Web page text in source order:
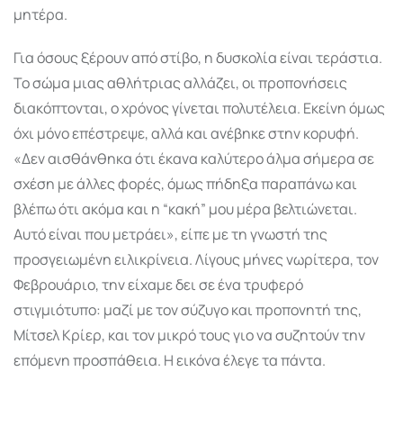
μητέρα.
Για όσους ξέρουν από στίβο, η δυσκολία είναι τεράστια.
Το σώμα μιας αθλήτριας αλλάζει, οι προπονήσεις
διακόπτονται, ο χρόνος γίνεται πολυτέλεια. Εκείνη όμως
όχι μόνο επέστρεψε, αλλά και ανέβηκε στην κορυφή.
«Δεν αισθάνθηκα ότι έκανα καλύτερο άλμα σήμερα σε
σχέση με άλλες φορές, όμως πήδηξα παραπάνω και
βλέπω ότι ακόμα και η “κακή” μου μέρα βελτιώνεται.
Αυτό είναι που μετράει», είπε με τη γνωστή της
προσγειωμένη ειλικρίνεια. Λίγους μήνες νωρίτερα, τον
Φεβρουάριο, την είχαμε δει σε ένα τρυφερό
στιγμιότυπο: μαζί με τον σύζυγο και προπονητή της,
Μίτσελ Κρίερ, και τον μικρό τους γιο να συζητούν την
επόμενη προσπάθεια. Η εικόνα έλεγε τα πάντα.